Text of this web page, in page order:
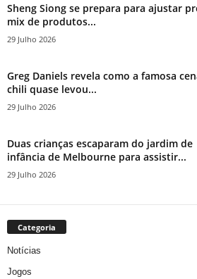
Sheng Siong se prepara para ajustar
mix de produtos...
29 Julho 2026
Greg Daniels revela como a famosa
chili quase levou...
29 Julho 2026
Duas crianças escaparam do jardim de
infância de Melbourne para assistir...
29 Julho 2026
Categoria
Notícias
Jogos